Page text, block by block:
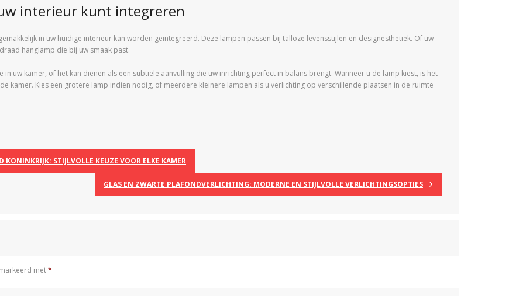
interieur kunt integreren
in uw huidige interieur kan worden geïntegreerd. Deze lampen passen bij talloze levensstijlen en designesthetiek. Of uw
hanglamp die bij uw smaak past.
uw kamer, of het kan dienen als een subtiele aanvulling die uw inrichting perfect in balans brengt. Wanneer u de lamp kiest, is het
kamer. Kies een grotere lamp indien nodig, of meerdere kleinere lampen als u verlichting op verschillende plaatsen in de ruimte
STIJLVOLLE KEUZE VOOR ELKE KAMER
GLAS EN ZWARTE PLAFONDVERLICHTING: MODERNE EN STIJLVOLLE VERLICHTINGSOPTIES
met*